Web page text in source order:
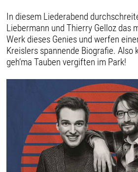
In diesem Liederabend
Liebermann und Thierry Gelloz das
Werk dieses Genies und werfen
Kreislers spannende Biografie. Also
geh‘ma Tauben vergiften im Park!